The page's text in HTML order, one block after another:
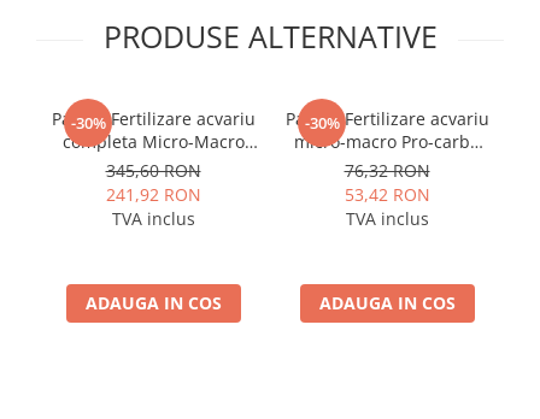
PRODUSE ALTERNATIVE
-30%
Pachet Fertilizare acvariu
completa Micro-Macro
Pro-Fier-Carbo Plant
Serum 4x1000ml
345,60 RON
241,92 RON
TVA inclus
ADAUGA IN COS
-30%
Pachet Fertilizare acvariu
micro-macro Pro-carbo
Plant Serum 3x100ml
76,32 RON
53,42 RON
TVA inclus
ADAUGA IN COS